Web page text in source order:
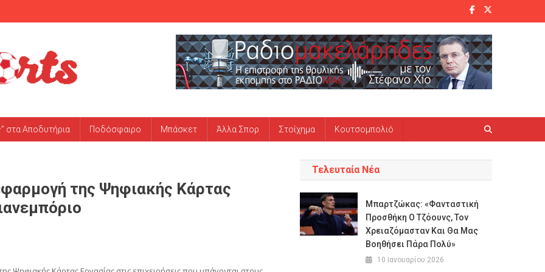
στα Αποδυτήρια Ποδόσφαιρο Μπάσκετ Άλλα Σπορ Στοίχημα Κουτσομπολιό
της Ψηφιακής Κάρτας
Τελευταία Νέα
Μπαρτζώκας: «Φανταστική
Προσθήκη Ο Τζόουνς, Τον
Χρειαζόμασταν Και Θα Μας
Βοηθήσει Πάρα Πολύ»
10 Ιανουαρίου 2026